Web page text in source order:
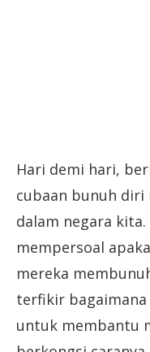
Hari demi hari,
cubaan bunuh diri
dalam negara
mempersoal
mereka
terfikir
untuk membantu